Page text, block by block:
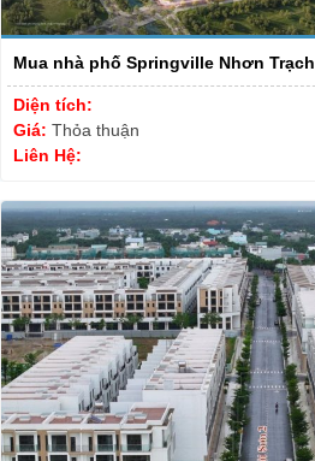
Mua nhà phố Springville Nhơn Trạch
Diện tích:
Giá: Thỏa thuận
Liên Hệ: